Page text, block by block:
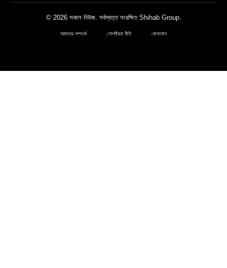
© 2026 সকাল নিউজ. সর্বস্বত্ত সংরক্ষিত Shihab Group.
আমাদের সম্পর্কে গোপনীয়তা নীতি যোগাযোগ